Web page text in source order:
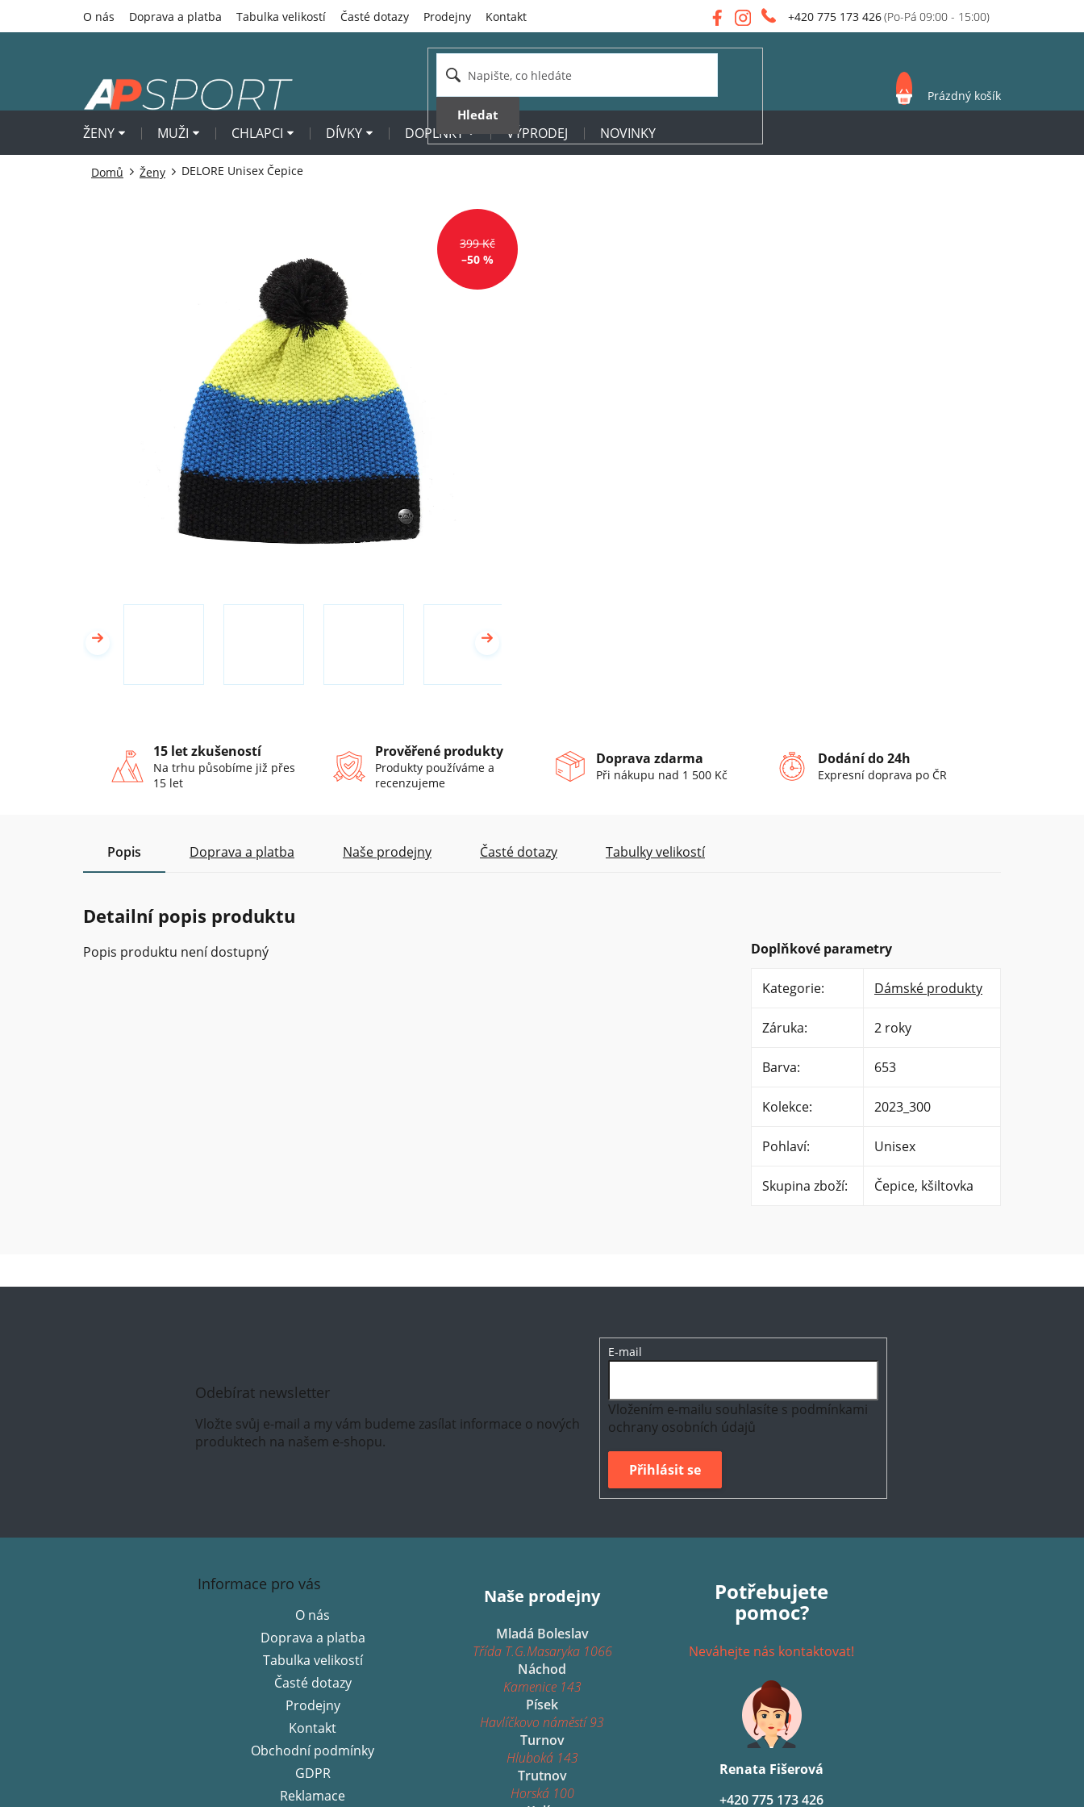
+420 775 173 426
O nás Doprava a platba Tabulka velikostí Časté dotazy Prodejny Kontakt
Hledat
NÁKUPNÍ
KOŠÍK
Prázdný košík
ŽENY MUŽI CHLAPCI DÍVKY DOPLŇKY VÝPRODEJ NOVINKY
Domů Ženy DELORE Unisex Čepice
399 Kč
–50 %
15 let zkušeností
Na trhu působíme již přes
15 let
Prověřené produkty
Produkty používáme a
recenzujeme
Doprava zdarma
Při nákupu nad 1 500 Kč
Dodání do 24h
Expresní doprava po ČR
Popis Doprava a platba Naše prodejny Časté dotazy Tabulky velikostí
Detailní popis produktu
Popis produktu není dostupný Doplňkové parametry
Kategorie: Dámské produkty
Záruka: 2 roky
Barva: 653
Kolekce: 2023_300
Pohlaví: Unisex
Skupina zboží: Čepice, kšiltovka
Odebírat newsletter
Vložte svůj e-mail a my vám budeme zasílat informace o nových
produktech na našem e-shopu.
E-mail
Vložením e-mailu souhlasíte s podmínkami
ochrany osobních údajů
Přihlásit se
Informace pro vás
O nás
Doprava a platba
Tabulka velikostí
Časté dotazy
Prodejny
Kontakt
Obchodní podmínky
GDPR
Reklamace
Naše prodejny
Mladá Boleslav
Třída T.G.Masaryka 1066
Náchod
Kamenice 143
Písek
Havlíčkovo náměstí 93
Turnov
Hluboká 143
Trutnov
Horská 100
Potřebujete
pomoc?
Neváhejte nás kontaktovat!
Renata Fišerová
+420 775 173 426